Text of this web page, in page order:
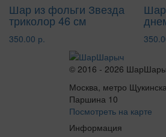
Шар из фольги Звезда
триколор 46 см
350.00 р.
Шар
© 2016 - 2026
Москва, метро
Паршина 10
Посмотреть на карте
Информация